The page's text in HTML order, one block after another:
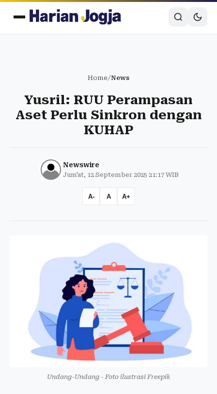
Home/News
Yusril: RUU Perampasan
Aset Perlu Sinkron dengan
KUHAP
Newswire
Jum'at, 12 September 2025 21:17 WIB
A- A A+
Undang-Undang - Foto ilustrasi Freepik